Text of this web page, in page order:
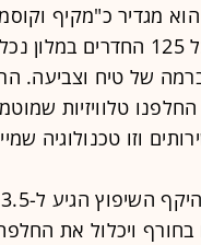
מגדיר כ"מקיף
במלון. כל 125
של טיח וצביעה.
טלוויזיות
וזו טכנולוגיה